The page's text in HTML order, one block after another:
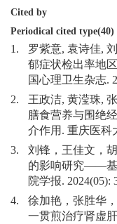
Cited by
Periodical cited type(40)
1.
罗紫意, 袁诗佳,
郁症状检出率地
国心理卫生杂志.
2.
王政洁, 黄滢珠,
膳食营养与围绝
介作用. 重庆医科
3.
刘锋，王佳文，
的影响研究——基
院学报. 2024(05):
4.
徐加艳，张胜华
一贯煎治疗肾虚